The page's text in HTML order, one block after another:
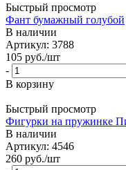
Быстрый просмотр
Фант бумажный голубой
В наличии
Артикул: 3788
105 руб./шт
-
В корзину
Быстрый просмотр
Фигурки на пружинке
В наличии
Артикул: 4546
260 руб./шт